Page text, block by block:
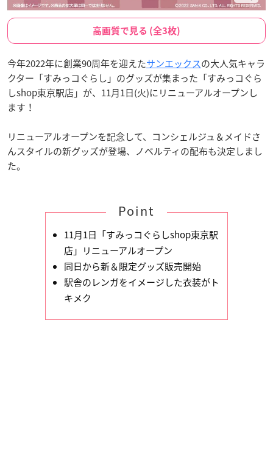
高画質で見る (全3枚)
今年2022年に創業90周年を迎えたサンエックスの大人気キャラ
クター「すみっコぐらし」のグッズが集まった「すみっコぐら
しshop東京駅店」が、11月1日(火)にリニューアルオープンし
ます！
リニューアルオープンを記念して、コンシェルジュ＆メイドさ
んスタイルの新グッズが登場、ノベルティの配布も決定しまし
た。
Point
11月1日「すみっコぐらしshop東京駅
店」リニューアルオープン
同日から新＆限定グッズ販売開始
駅舎のレンガをイメージした衣装がト
キメク